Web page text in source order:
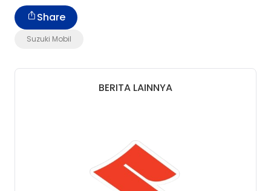
Suzuki Mobil
Share
BERITA LAINNYA